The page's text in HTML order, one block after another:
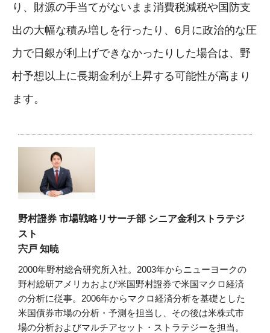
り、財源の手当てがないまま消費税減税や国防支
出の大幅な積み増しを行ったり、6月に政治的な圧
力で日銀が利上げできなかったりした場合は、野
村予想以上に長期金利が上昇する可能性が高まり
ます。
野村證券 市場戦略リサーチ部 シニア金利ストラテジ
スト
宍戸 知暁
2000年野村総合研究所入社。2003年からニューヨークの
野村総研アメリカおよび米国野村證券で米国マクロ経済
の分析に従事。2006年からマクロ経済分析を基礎とした
米国債券市場の分析・予測を担当し、その後は米株式市
場の分析およびマルチアセット・ストラテジーを担当。